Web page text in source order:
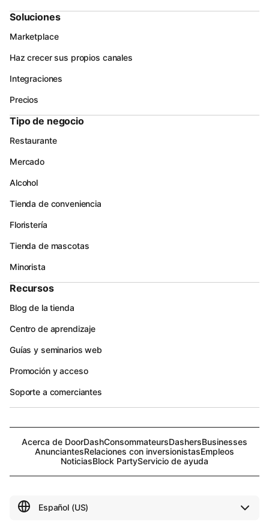
Soluciones
Marketplace
Haz crecer sus propios canales
Integraciones
Precios
Tipo de negocio
Restaurante
Mercado
Alcohol
Tienda de conveniencia
Floristería
Tienda de mascotas
Minorista
Recursos
Blog de la tienda
Centro de aprendizaje
Guías y seminarios web
Promoción y acceso
Soporte a comerciantes
Acerca de DoorDashConsommateursDashersBusinesses
AnunciantesRelaciones con inversionistasEmpleos
NoticiasBlock PartyServicio de ayuda